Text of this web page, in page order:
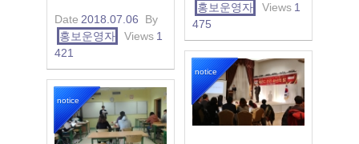
홍보운영자
Views 1
475
Date 2018.07.06
By
홍보운영자
Views 1
421
notice
notice